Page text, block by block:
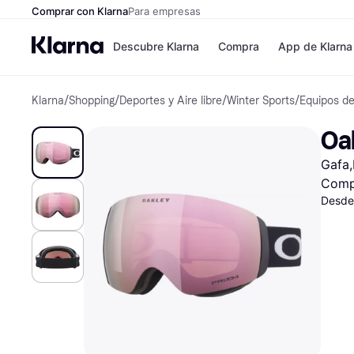
Comprar con KlarnaPara empresas
Descubre Klarna
Formas de pago
Paga ahora
Paga en 3 plazos
Paga en 30 días
Financiación
Klarna en Apple
Compra
Tiendas
Zalando
JD Sports
Directorio de
App de Klarna
Klarna/Shopping/Deportes y Aire libre/Winter Sports/Equipos